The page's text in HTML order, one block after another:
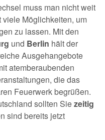
muss man nicht weit
Möglichkeiten, um
zu lassen. Mit den
und Berlin hält der
Ausgehangebote
atemberaubenden
die das
Feuerwerk begrüßen.
sollten Siezeitig
sind bereits jetzt